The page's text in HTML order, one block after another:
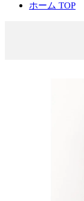
ホーム TOP